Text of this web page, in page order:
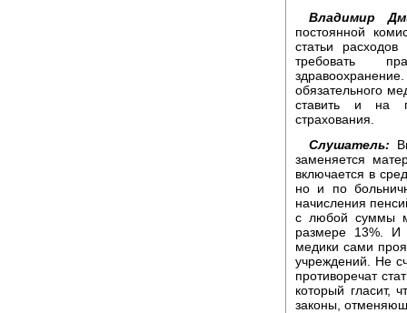
Владимир
постоянной
статьи
требовать
обязательного
ставить и на
страхования.
Слушатель:
заменяется
включается в
но и по
начисления
с любой суммы
размере 13%. И
медики сами
учреждений. Не
противоречат
который гласит,
законы,